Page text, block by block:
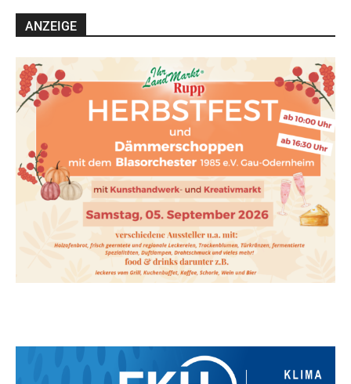
ANZEIGE